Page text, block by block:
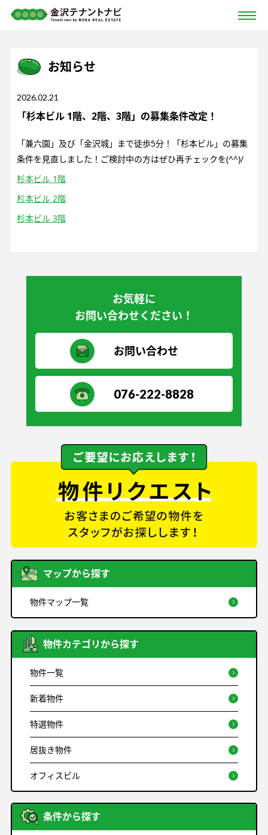
お知らせ
2026.02.21
「杉本ビル 1階、2階、3階」の募集条件改定！
「兼六園」及び「金沢城」まで徒歩5分！「杉本ビル」の募集
条件を見直しました！ご検討中の方はぜひ再チェックを(^^)/
杉本ビル 1階
杉本ビル 2階
杉本ビル 3階
お気軽に
お問い合わせください！
お問い合わせ
076-222-8828
マップから探す
物件マップ一覧
物件カテゴリから探す
物件一覧
新着物件
特選物件
居抜き物件
オフィスビル
条件から探す